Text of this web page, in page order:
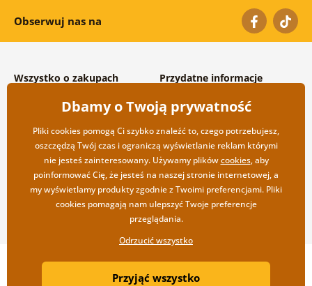
Obserwuj nas na
Wszystko o zakupach
Warunki handlowe i
reklamacyjne
Prywatność
Opcje wysyłki i płatności
Zwrot towarów
Przydatne informacje
Często zadawane pytania
Kontakt
Współpraca hurtowa
Copyright ©2019 © Dovido.pl.
| Sklep internetowy został stworzony przez
Dbamy o Twoją prywatność
Pliki cookies pomogą Ci szybko znaleźć to, czego potrzebujesz,
oszczędzą Twój czas i ograniczą wyświetlanie reklam którymi
nie jesteś zainteresowany. Używamy plikówcookies, aby
poinformować Cię, że jesteś na naszej stronie internetowej, a
my wyświetlamy produkty zgodnie z Twoimi preferencjami. Pliki
cookies pomagają nam ulepszyć Twoje preferencje
przeglądania.
Odrzucić wszystko
Przyjąć wszystko